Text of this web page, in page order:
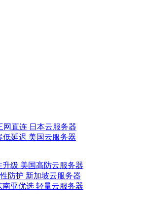
网直连 日本云服务器
低延迟 美国云服务器
升级 美国高防云服务器
防护 新加坡云服务器
南亚优选 轻量云服务器